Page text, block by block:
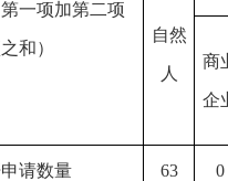
一项加第二项
和）
自然
人
商
企
请数量 63 0